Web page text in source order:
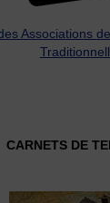
Associations
CARNETS DE